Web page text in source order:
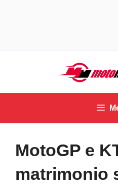
contenuto
MotoGP e
matrimonio